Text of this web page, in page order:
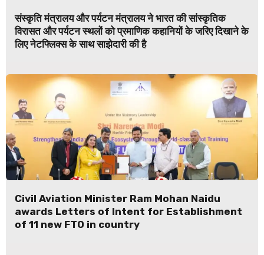
संस्कृति मंत्रालय और पर्यटन मंत्रालय ने भारत की सांस्कृतिक
विरासत और पर्यटन स्थलों को प्रमाणिक कहानियों के जरिए दिखाने के
लिए नेटफ्लिक्स के साथ साझेदारी की है
Civil Aviation Minister Ram Mohan Naidu
awards Letters of Intent for Establishment
of 11 new FTO in country